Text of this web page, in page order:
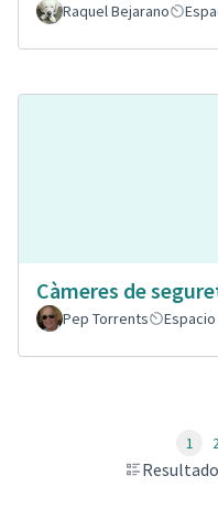
Raquel Bejarano
Càmeres de
Pep Torrents
1